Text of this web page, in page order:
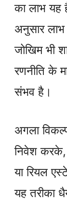
का लाभ
अनुसार
जोखिम भी
रणनीति के
संभव है।
अगला
निवेश
या रियल
यह तरीका